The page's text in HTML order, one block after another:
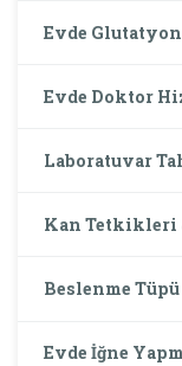
Evde
Evde Doktor
Laboratuvar
Kan Tetkikleri
Beslenme
Evde İğne